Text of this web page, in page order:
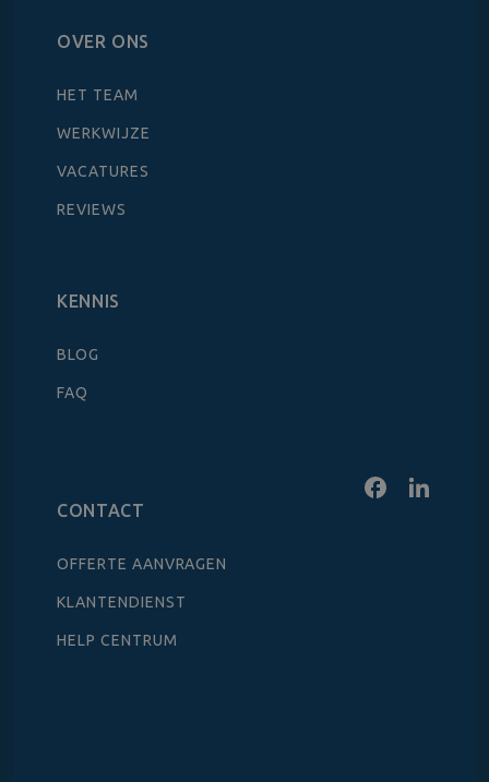
OVER ONS
HET TEAM
WERKWIJZE
VACATURES
REVIEWS
KENNIS
BLOG
FAQ
CONTACT
OFFERTE AANVRAGEN
KLANTENDIENST
HELP CENTRUM